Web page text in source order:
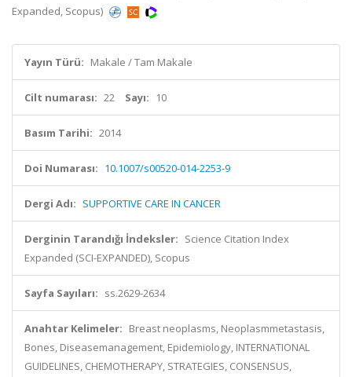
Expanded, Scopus)
Yayın Türü: Makale / Tam Makale
Cilt numarası: 22 Sayı: 10
Basım Tarihi: 2014
Doi Numarası: 10.1007/s00520-014-2253-9
Dergi Adı: SUPPORTIVE CARE IN CANCER
Derginin Tarandığı İndeksler: Science Citation Index
Expanded (SCI-EXPANDED), Scopus
Sayfa Sayıları: ss.2629-2634
Anahtar Kelimeler: Breast neoplasms, Neoplasmmetastasis,
Bones, Diseasemanagement, Epidemiology, INTERNATIONAL
GUIDELINES, CHEMOTHERAPY, STRATEGIES, CONSENSUS,